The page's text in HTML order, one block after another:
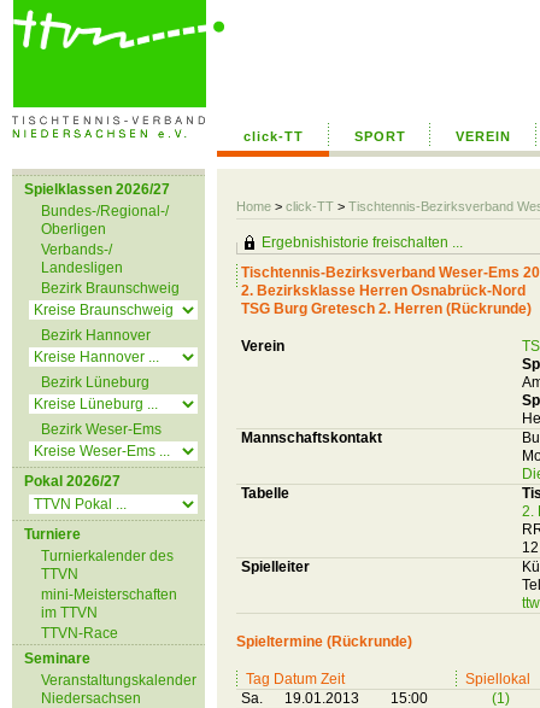
click-TT SPORT VEREIN
Home > click-TT > Tischtennis-Bezirksverband
Spielklassen 2026/27
Bundes-/Regional-/
Oberligen
Verbands-/
Landesligen
Bezirk Braunschweig
Bezirk Hannover
Bezirk Lüneburg
Bezirk Weser-Ems
Pokal 2026/27
Turniere
Turnierkalender des
TTVN
mini-Meisterschaften
im TTVN
TTVN-Race
Seminare
Veranstaltungskalender
Niedersachsen
Ergebnishistorie freischalten ...
Tischtennis-Bezirksverband Weser-Ems
2. Bezirksklasse Herren Osnabrück-Nord
TSG Burg Gretesch 2. Herren (Rückrunde)
Verein
Mannschaftskontakt
Tabelle
2.
Spielleiter
Spieltermine (Rückrunde)
Tag Datum Zeit
Spiellokal
Sa.
19.01.2013 15:00
(1)